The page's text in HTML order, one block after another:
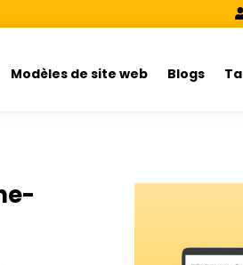
Modèles de site web Blogs